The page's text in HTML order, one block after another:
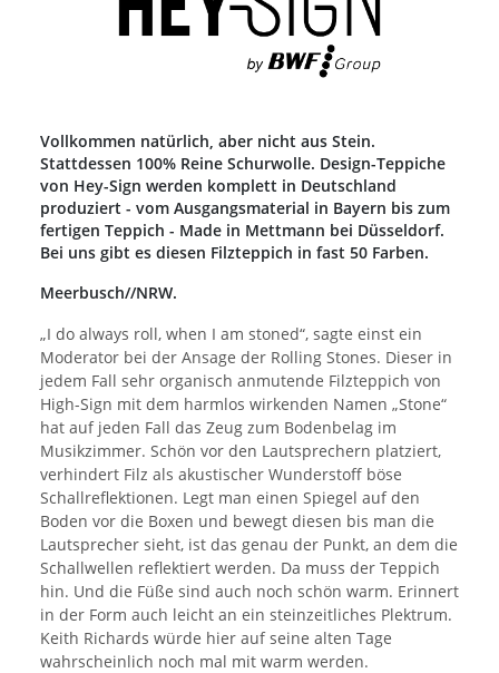
Vollkommen natürlich, aber nicht aus Stein.
Stattdessen 100% Reine Schurwolle. Design-Teppiche
von Hey-Sign werden komplett in Deutschland
produziert - vom Ausgangsmaterial in Bayern bis zum
fertigen Teppich - Made in Mettmann bei Düsseldorf.
Bei uns gibt es diesen Filzteppich in fast 50 Farben.
Meerbusch//NRW.
„I do always roll, when I am stoned“, sagte einst ein
Moderator bei der Ansage der Rolling Stones. Dieser in
jedem Fall sehr organisch anmutende Filzteppich von
High-Sign mit dem harmlos wirkenden Namen „Stone“
hat auf jeden Fall das Zeug zum Bodenbelag im
Musikzimmer. Schön vor den Lautsprechern platziert,
verhindert Filz als akustischer Wunderstoff böse
Schallreflektionen. Legt man einen Spiegel auf den
Boden vor die Boxen und bewegt diesen bis man die
Lautsprecher sieht, ist das genau der Punkt, an dem die
Schallwellen reflektiert werden. Da muss der Teppich
hin. Und die Füße sind auch noch schön warm. Erinnert
in der Form auch leicht an ein steinzeitliches Plektrum.
Keith Richards würde hier auf seine alten Tage
wahrscheinlich noch mal mit warm werden.